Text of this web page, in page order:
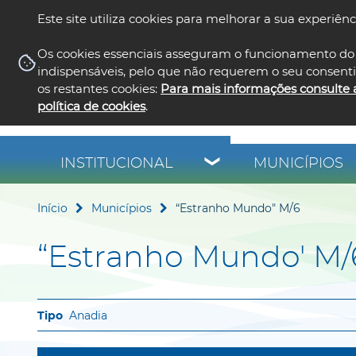
Este site utiliza cookies para melhorar a sua
Os cookies essenciais asseguram o funcionamento do
indispensáveis, pelo que não requerem o seu
os restantes cookies: Para mais informações consulte
política de cookies.
INSTITUCIONAL MUNICÍPIOS
Início Municípios “Estranho Mundo" M/6
“Estranho Mundo'
Anadia